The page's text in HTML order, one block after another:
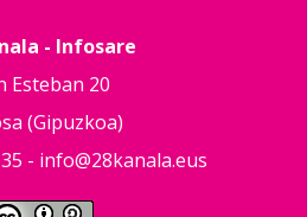
- Infosare
Esteban 20
(Gipuzkoa)
- info@28kanala.eus